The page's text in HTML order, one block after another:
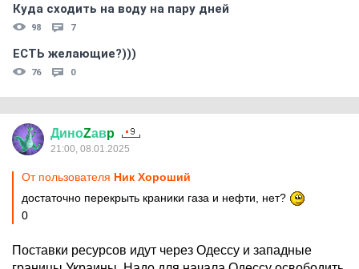
Куда сходить на воду на пару дней
98 7
ЕСТЬ желающие?)))
76 0
ДиноZавp
21:00, 08.01.2025
От пользователя Ник Хороший
достаточно перекрыть краники газа и нефти, нет?
0
Поставки ресурсов идут через Одессу и западные